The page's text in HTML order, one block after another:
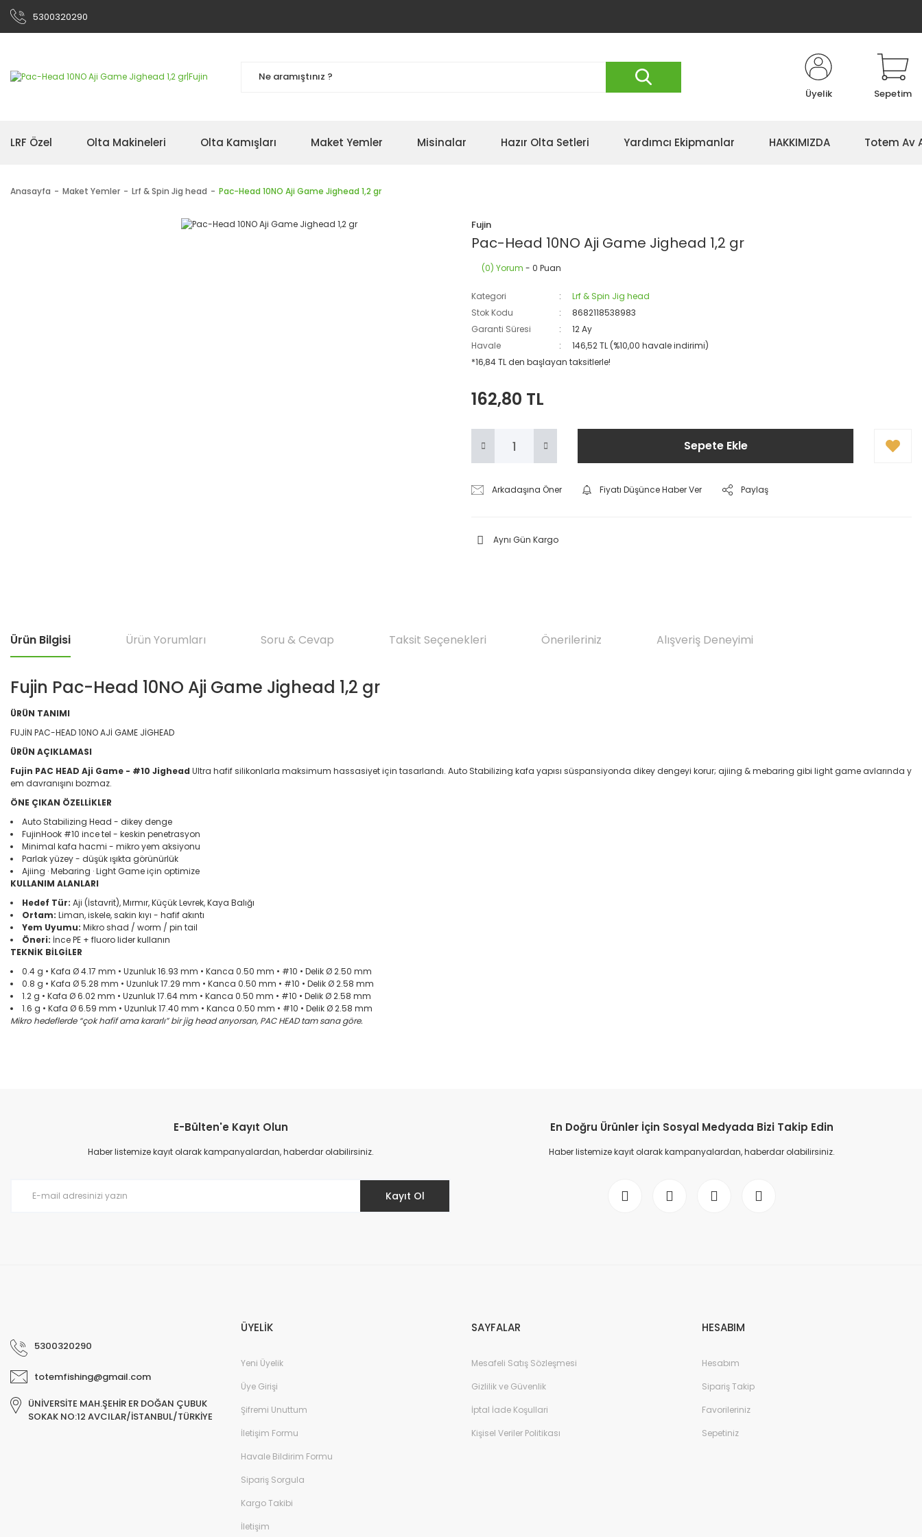
5300320290
Üyelik Sepetim
LRF Özel Olta Makineleri Olta Kamışları Maket Yemler Misinalar Hazır Olta Setleri Yardımcı Ekipmanlar HAKKIMIZDA Totem Av
Anasayfa Maket Yemler Lrf & Spin Jig head Pac-Head 10NO Aji Game Jighead 1,2 gr
Fujin
Pac-Head 10NO Aji Game Jighead 1,2 gr
(0) Yorum - 0 Puan
Kategori
Lrf & Spin Jig head
Stok Kodu
8682118538983
Garanti Süresi
12 Ay
Havale
146,52 TL (%10,00 havale indirimi)
*16,84 TL den başlayan taksitlerle!
162,80 TL
Sepete Ekle
Arkadaşına Öner Fiyatı Düşünce Haber Ver Paylaş
Aynı Gün Kargo
Ürün Bilgisi Ürün Yorumları Soru & Cevap Taksit Seçenekleri Önerileriniz Alışveriş Deneyimi
Fujin Pac-Head 10NO Aji Game Jighead 1,2 gr
ÜRÜN TANIMI
FUJİN PAC-HEAD 10NO AJİ GAME JİGHEAD
ÜRÜN AÇIKLAMASI
Fujin PAC HEAD Aji Game - #10 Jighead Ultra hafif silikonlarla maksimum hassasiyet için tasarlandı. Auto Stabilizing kafa yapısı süspansiyonda dikey dengeyi korur; ajiing & mebaring gibi light game avlarında y
em davranışını bozmaz.
ÖNE ÇIKAN ÖZELLİKLER
Auto Stabilizing Head - dikey denge
FujinHook #10 ince tel - keskin penetrasyon
Minimal kafa hacmi - mikro yem aksiyonu
Parlak yüzey - düşük ışıkta görünürlük
Ajiing · Mebaring · Light Game için optimize
KULLANIM ALANLARI
Hedef Tür: Aji (İstavrit), Mırmır, Küçük Levrek, Kaya Balığı
Ortam: Liman, iskele, sakin kıyı - hafif akıntı
Yem Uyumu: Mikro shad / worm / pin tail
Öneri: İnce PE + fluoro lider kullanın
TEKNİK BİLGİLER
0.4 g • Kafa Ø 4.17 mm • Uzunluk 16.93 mm • Kanca 0.50 mm • #10 • Delik Ø 2.50 mm
0.8 g • Kafa Ø 5.28 mm • Uzunluk 17.29 mm • Kanca 0.50 mm • #10 • Delik Ø 2.58 mm
1.2 g • Kafa Ø 6.02 mm • Uzunluk 17.64 mm • Kanca 0.50 mm • #10 • Delik Ø 2.58 mm
1.6 g • Kafa Ø 6.59 mm • Uzunluk 17.40 mm • Kanca 0.50 mm • #10 • Delik Ø 2.58 mm
Mikro hedeflerde “çok hafif ama kararlı” bir jig head arıyorsan, PAC HEAD tam sana göre.
Ürün resmi kalitesiz, bozuk veya görüntülenemiyor.
Ürün açıklamasında eksik bilgiler bulunuyor.
harıka
E-Bülten'e Kayıt Olun
Haber listemize kayıt olarak kampanyalardan, haberdar olabilirsiniz.
Kayıt Ol
En Doğru Ürünler İçin Sosyal Medyada Bizi Takip Edin
Haber listemize kayıt olarak kampanyalardan, haberdar olabilirsiniz.
5300320290
totemfishing@gmail.com
ÜNİVERSİTE MAH.ŞEHİR ER DOĞAN ÇUBUK
SOKAK NO:12 AVCILAR/İSTANBUL/TÜRKİYE
ÜYELİK
Yeni Üyelik
Üye Girişi
Şifremi Unuttum
İletişim Formu
Havale Bildirim Formu
Sipariş Sorgula
Kargo Takibi
İletişim
SAYFALAR
Mesafeli Satış Sözleşmesi
Gizlilik ve Güvenlik
İptal İade Koşullari
Kişisel Veriler Politikası
HESABIM
Hesabım
Sipariş Takip
Favorileriniz
Sepetiniz